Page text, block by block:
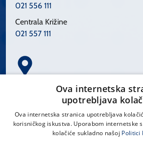
021 556 111
Centrala Križine
021 557 111
Spinčićeva 1, 21000 Split
Ova internetska
upotrebljava
Ova internetska stranica upotrebljava
korisničkog iskustva. Uporabom internetske
kolačiće sukladno našoj Politici